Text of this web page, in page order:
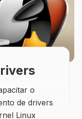
o
de drivers
Linux